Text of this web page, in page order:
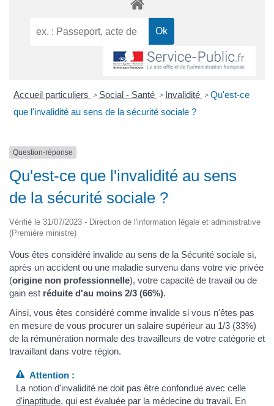
Accueil particuliers > Social - Santé > Invalidité > Qu'est-ce
que l'invalidité au sens de la sécurité sociale ?
Question-réponse
Qu'est-ce que l'invalidité au sens
de la sécurité sociale ?
Vérifié le 31/07/2023 - Direction de l'information légale et administrative
(Première ministre)
Vous êtes considéré invalide au sens de la Sécurité sociale si,
après un accident ou une maladie survenu dans votre vie privée
(origine non professionnelle), votre capacité de travail ou de
gain est réduite d'au moins 2/3 (66%).
Ainsi, vous êtes considéré comme invalide si vous n'êtes pas
en mesure de vous procurer un salaire supérieur au 1/3 (33%)
de la rémunération normale des travailleurs de votre catégorie et
travaillant dans votre région.
Attention :
La notion d'invalidité ne doit pas être confondue avec celle
d'inaptitude, qui est évaluée par la médecine du travail. En